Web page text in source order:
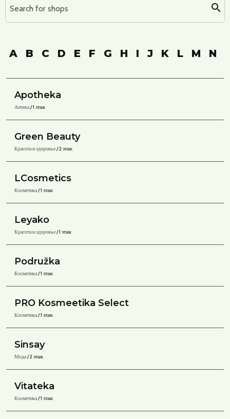
A B C D E F G H I J K L M N
Apotheka
Аптека/ 1 этаж
Green Beauty
Красота и здоровье/ 2 этаж
LCosmetics
Косметика/ 1 этаж
Leyako
Красота и здоровье/ 1 этаж
Podružka
Косметика/ 1 этаж
PRO Kosmeetika Select
Косметика/ 1 этаж
Sinsay
Мода/ 2 этаж
Vitateka
Косметика/ 1 этаж